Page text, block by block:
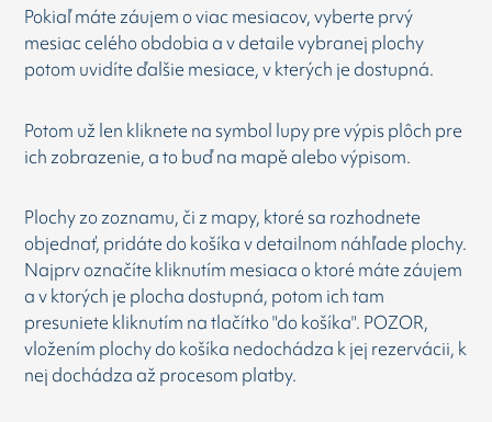
Pokiaľ máte záujem o viac mesiacov, vyberte prvý
mesiac celého obdobia a v detaile vybranej plochy
potom uvidíte ďalšie mesiace, v kterých je dostupná.
Potom už len kliknete na symbol lupy pre výpis plôch pre
ich zobrazenie, a to buď na mapě alebo výpisom.
Plochy zo zoznamu, či z mapy, ktoré sa rozhodnete
objednať, pridáte do košíka v detailnom náhľade plochy.
Najprv označíte kliknutím mesiaca o ktoré máte záujem
a v ktorých je plocha dostupná, potom ich tam
presuniete kliknutím na tlačítko "do košíka". POZOR,
vložením plochy do košíka nedochádza k jej rezervácii, k
nej dochádza až procesom platby.